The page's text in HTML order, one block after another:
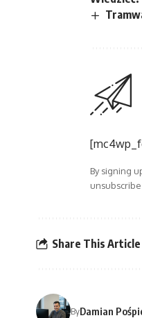
By signing
Share This Article
ByDamian